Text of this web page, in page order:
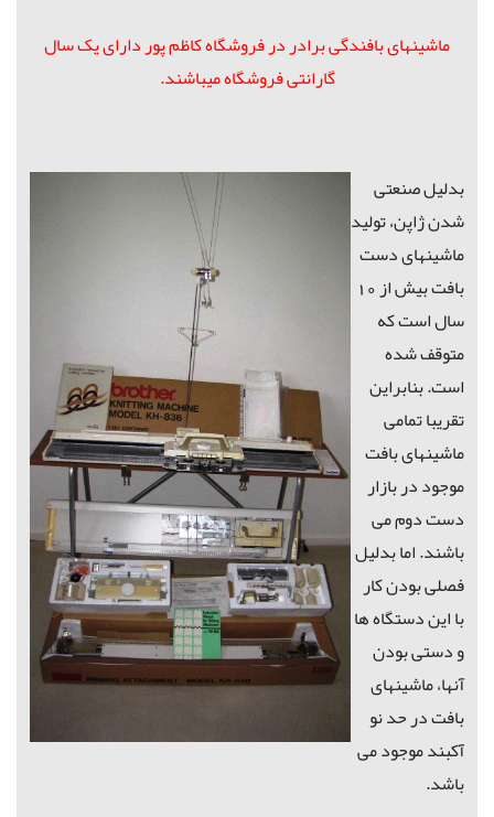
ماشینهای بافندگی برادر در فروشگاه کاظم پور دارای یک سال
گارانتی فروشگاه میباشند.
بدلیل صنعتی
شدن ژاپن، تولید
ماشینهای دست
بافت بیش از 10
سال است که
متوقف شده
است. بنابراین
تقریبا تمامی
ماشینهای بافت
موجود در بازار
دست دوم می
باشند.اما بدلیل
فصلی بودن کار
با این دستگاه ها
و دستی بودن
آنها، ماشینهای
بافت در حد نو
آکبند موجود می
باشد.